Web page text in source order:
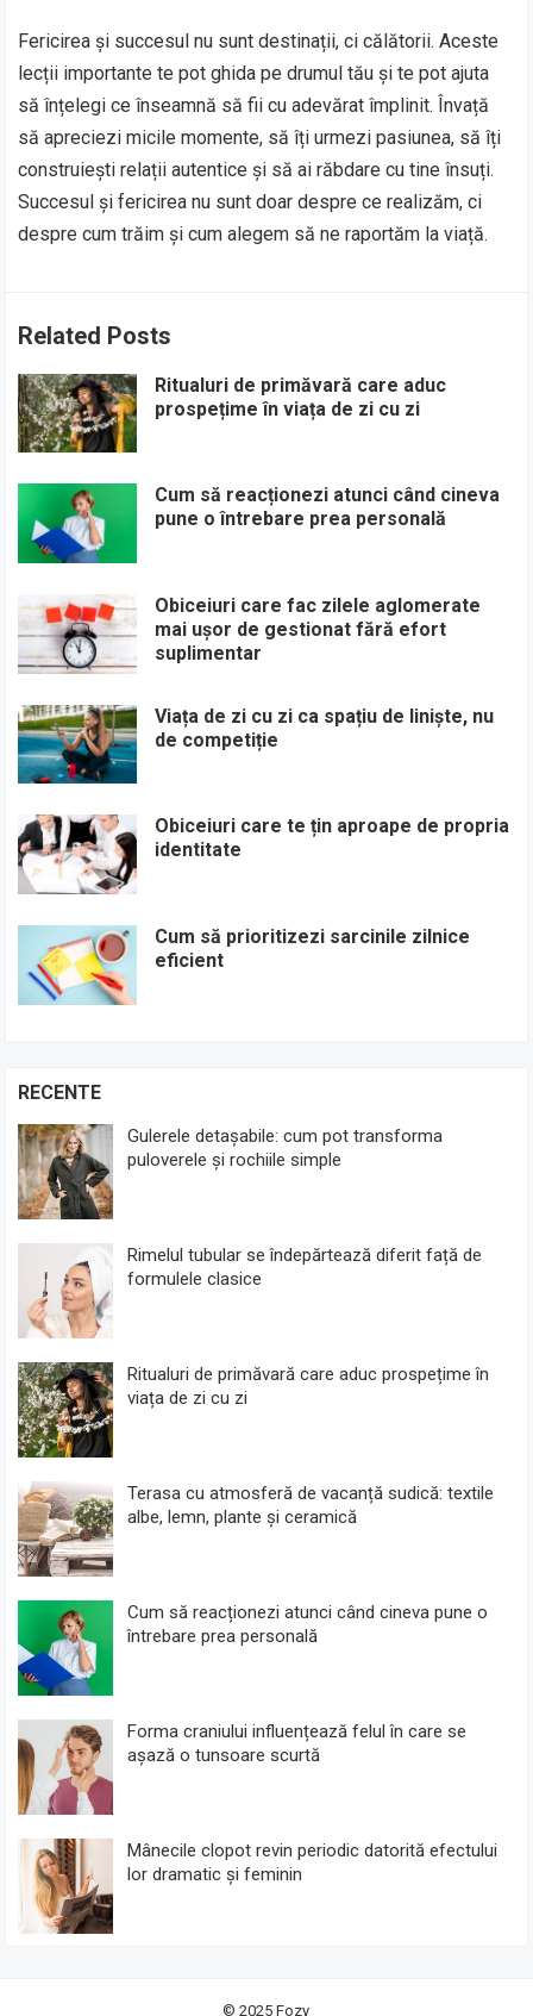
Fericirea și succesul nu sunt destinații, ci călătorii. Aceste
lecții importante te pot ghida pe drumul tău și te pot ajuta
să înțelegi ce înseamnă să fii cu adevărat împlinit. Învață
să apreciezi micile momente, să îți urmezi pasiunea, să îți
construiești relații autentice și să ai răbdare cu tine însuți.
Succesul și fericirea nu sunt doar despre ce realizăm, ci
despre cum trăim și cum alegem să ne raportăm la viață.
Related Posts
Ritualuri de primăvară care aduc
prospețime în viața de zi cu zi
Cum să reacționezi atunci când cineva
pune o întrebare prea personală
Obiceiuri care fac zilele aglomerate
mai ușor de gestionat fără efort
suplimentar
Viața de zi cu zi ca spațiu de liniște, nu
de competiție
Obiceiuri care te țin aproape de propria
identitate
Cum să prioritizezi sarcinile zilnice
eficient
RECENTE
Gulerele detașabile: cum pot transforma
puloverele și rochiile simple
Rimelul tubular se îndepărtează diferit față de
formulele clasice
Ritualuri de primăvară care aduc prospețime în
viața de zi cu zi
Terasa cu atmosferă de vacanță sudică: textile
albe, lemn, plante și ceramică
Cum să reacționezi atunci când cineva pune o
întrebare prea personală
Forma craniului influențează felul în care se
așază o tunsoare scurtă
Mânecile clopot revin periodic datorită efectului
lor dramatic și feminin
© 2025Fozy